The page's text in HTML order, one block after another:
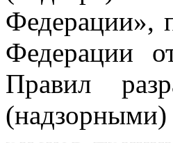
Федерации»,
Федерации
Правил